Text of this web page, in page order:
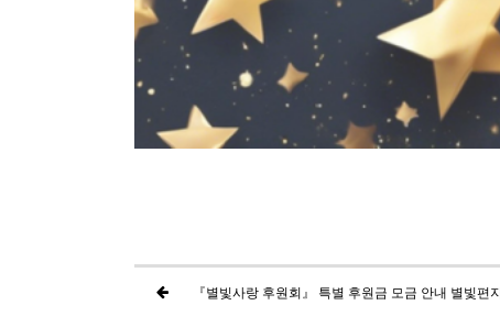
『별빛사랑 후원회』 특별 후원금 모금 안내 별빛편지